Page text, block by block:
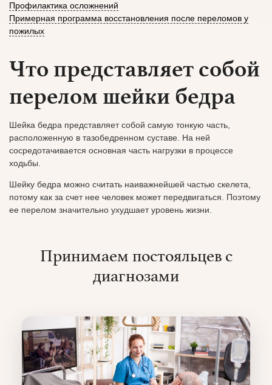
Профилактика осложнений
Примерная программа восстановления после переломов у
пожилых
Что представляет собой
перелом шейки бедра
Шейка бедра представляет собой самую тонкую часть,
расположенную в тазобедренном суставе. На ней
сосредотачивается основная часть нагрузки в процессе
ходьбы.
Шейку бедра можно считать наиважнейшей частью скелета,
потому как за счет нее человек может передвигаться. Поэтому
ее перелом значительно ухудшает уровень жизни.
Принимаем постояльцев с
диагнозами